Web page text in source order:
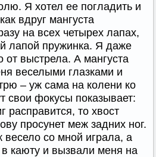
Я хотел ее погладить и
вдруг мангуста
на всех четырех лапах,
лапой пружинка. Я даже
от выстрела. А мангуста
веселыми глазками и
– уж сама на колени ко
свои фокусы показывает:
расправится, то хвост
просунет меж задних ног.
весело со мной играла, а
в каюту и вызвали меня на